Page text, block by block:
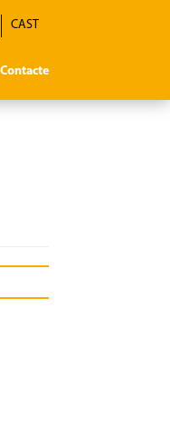
CAST
Contacte